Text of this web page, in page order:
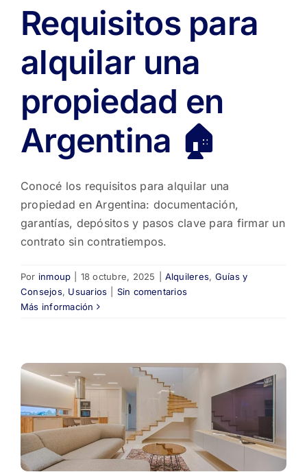
Requisitos para
alquilar una
propiedad en
Argentina 🏠
Conocé los requisitos para alquilar una
propiedad en Argentina: documentación,
garantías, depósitos y pasos clave para firmar un
contrato sin contratiempos.
Por inmoup 18 octubre, 2025 Alquileres, Guías y
Consejos, Usuarios
Sin comentarios
Más información